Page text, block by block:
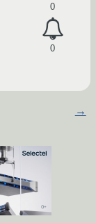
0
0
→